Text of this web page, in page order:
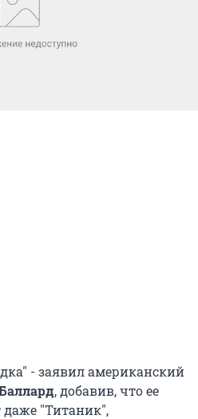
- заявил американский
, добавив, что ее
даже "Титаник",